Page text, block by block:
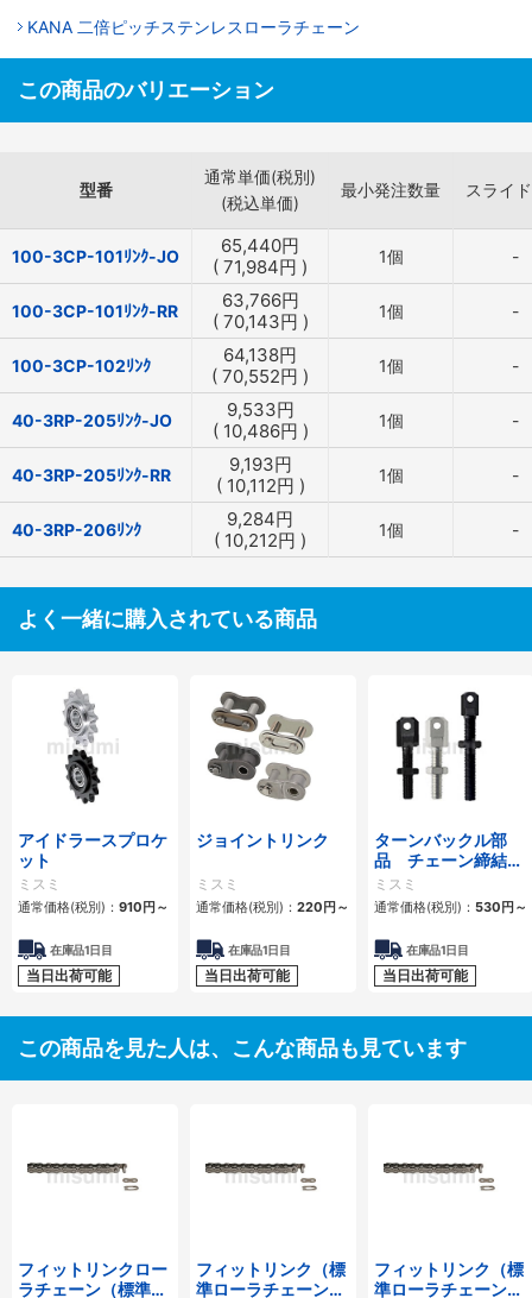
KANA 二倍ピッチステンレスローラチェーン
この商品のバリエーション
型番
通常単価(税別)
(税込単価)
最小発注数量 スライ
100-3CP-101ﾘﾝｸ-JO 65,440円
( 71,984円 ) 1個 -
100-3CP-101ﾘﾝｸ-RR 63,766円
( 70,143円 ) 1個 -
100-3CP-102ﾘﾝｸ 64,138円
( 70,552円 ) 1個 -
40-3RP-205ﾘﾝｸ-JO 9,533円
( 10,486円 ) 1個 -
40-3RP-205ﾘﾝｸ-RR 9,193円
( 10,112円 ) 1個 -
40-3RP-206ﾘﾝｸ 9,284円
( 10,212円 ) 1個 -
よく一緒に購入されている商品
アイドラースプロケ
ット
ミスミ
通常価格(税別)： 910円～
在庫品1日目
当日出荷可能
ジョイントリンク
ミスミ
通常価格(税別)： 220円～
在庫品1日目
当日出荷可能
ターンバックル部
品 チェーン締結
用 スタンダードタ
イプ・ロングタイプ
ミスミ
通常価格(税別)： 530円～
在庫品1日目
当日出荷可能
この商品を見た人は、こんな商品も見ています
フィットリンクロー
ラチェーン（標準ロ
フィットリンク（標
準ローラチェーン）
フィットリンク（標
準ローラチェーン）